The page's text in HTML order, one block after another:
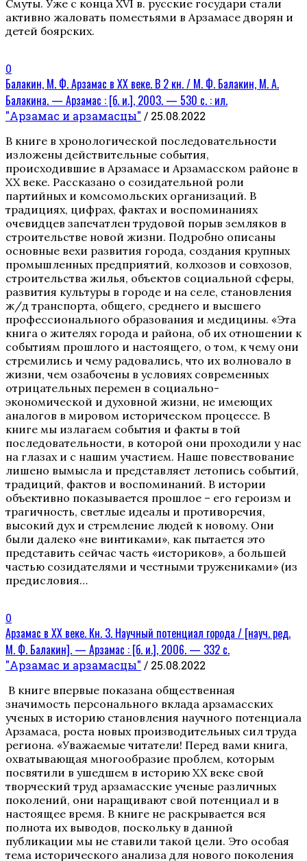
Смуты. Уже с конца XVI в. русские государи стали
активно жаловать поместьями в Арзамасе дворян и
детей боярских.
0
Балакин, М. Ф. Арзамас в XX веке. В 2 кн. / М. Ф. Балакин, М. А.
Балакина. — Арзамас : [б. и.], 2003. — 530 с. : ил.
"Арзамас и арзамасцы" / 25.08.2022
В книге в хронологической последовательности
изложены действительные события,
происходившие в Арзамасе и Арзамасском районе в
XX веке. Рассказано о созидательной роли
партийных и комсомольских организаций. В
традициях, цифрах, фактах и воспоминаниях
очевидцев запечатлен трудовой порыв земляков в
строительстве новой жизни. Подробно описаны
основные вехи развития города, создания крупных
промышленных предприятий, колхозов и совхозов,
строительства жилья, объектов социальной сферы,
развития культуры в городе и на селе, становления
ж/д транспорта, общего, среднего и высшего
профессионального образования и медицины. «Эта
книга о жителях города и района, об их отношении к
событиям прошлого и настоящего, о том, к чему они
стремились и чему радовались, что их волновало в
жизни, чем озабочены в условиях современных
отрицательных перемен в социально-
экономической и духовной жизни, не имеющих
аналогов в мировом историческом процессе. В
книге мы излагаем события и факты в той
последовательности, в которой они проходили у нас
на глазах и с нашим участием. Наше повествование
лишено вымысла и представляет летопись событий,
традиций, фактов и воспоминаний. В истории
объективно показывается прошлое – его героизм и
трагичность, светлые идеалы и противоречия,
высокий дух и стремление людей к новому. Они
были далеко «не винтиками», как пытается это
представить сейчас часть «историков», а большей
частью созидателями и честными тружениками» (из
предисловия…
0
Арзамас в XX веке. Кн. 3. Научный потенциал города / [науч. ред.
М. Ф. Балакин]. — Арзамас : [б. и.], 2006. — 332 с.
"Арзамас и арзамасцы" / 25.08.2022
В книге впервые показана общественная
значимость персонального вклада арзамасских
ученых в историю становления научного потенциала
Арзамаса, роста новых производительных сил труда
региона. «Уважаемые читатели! Перед вами книга,
охватывающая многообразие проблем, которым
посвятили в ушедшем в историю XX веке свой
творческий труд арзамасские ученые различных
поколений, они наращивают свой потенциал и в
настоящее время. В книге не раскрывается вся
полнота их выводов, поскольку в данной
публикации мы не ставили такой цели. Это особая
тема исторического анализа для нового поколения